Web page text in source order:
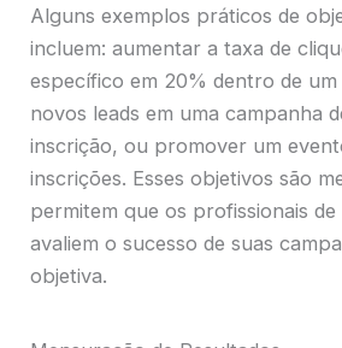
Alguns exemplos práticos de
incluem: aumentar a taxa de
específico em 20% dentro de um
novos leads em uma campanha
inscrição, ou promover um
inscrições. Esses objetivos são
permitem que os profissionais
avaliem o sucesso de suas
objetiva.